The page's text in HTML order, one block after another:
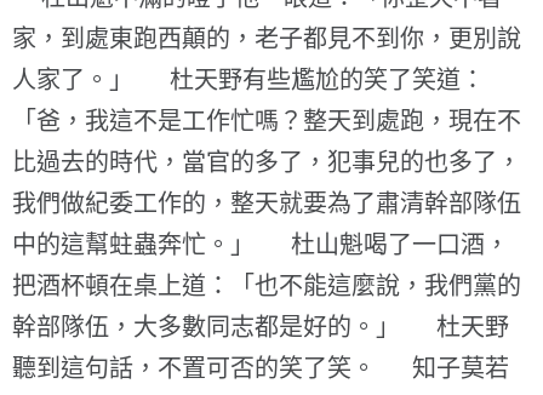
家，到處東跑西顛的，老子都見不到你，更別說
人家了。」 杜天野有些尷尬的笑了笑道：
「爸，我這不是工作忙嗎？整天到處跑，現在不
比過去的時代，當官的多了，犯事兒的也多了，
我們做紀委工作的，整天就要為了肅清幹部隊伍
中的這幫蛀蟲奔忙。」 杜山魁喝了一口酒，
把酒杯頓在桌上道：「也不能這麼說，我們黨的
幹部隊伍，大多數同志都是好的。」 杜天野
聽到這句話，不置可否的笑了笑。 知子莫若